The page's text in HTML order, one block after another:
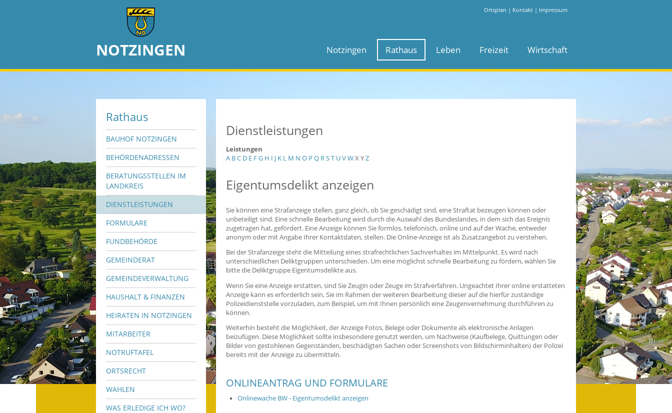
Ortsplan | Kontakt | Impressum
NOTZINGEN Notzingen Rathaus Leben Freizeit Wirtschaft
Rathaus
BAUHOF NOTZINGEN
BEHÖRDENADRESSEN
BERATUNGSSTELLEN IM
LANDKREIS
DIENSTLEISTUNGEN
FORMULARE
FUNDBEHÖRDE
GEMEINDERAT
GEMEINDEVERWALTUNG
HAUSHALT & FINANZEN
HEIRATEN IN NOTZINGEN
MITARBEITER
NOTRUFTAFEL
ORTSRECHT
WAHLEN
WAS ERLEDIGE ICH WO?
Dienstleistungen
Leistungen
A BC D E FG H I J K L M N O P Q RST UVWXYZ
Eigentumsdelikt anzeigen
Sie können eine Strafanzeige stellen, ganz gleich, ob Sie geschädigt sind, eine Straftat bezeugen können oder
unbeteiligt sind. Eine schnelle Bearbeitung wird durch die Auswahl des Bundeslandes, in dem sich das Ereignis
zugetragen hat, gefördert. Eine Anzeige können Sie formlos, telefonisch, online und auf der Wache, entweder
anonym oder mit Angabe Ihrer Kontaktdaten, stellen. Die Online-Anzeige ist als Zusatzangebot zu verstehen.
Bei der Strafanzeige steht die Mitteilung eines strafrechtlichen Sachverhaltes im Mittelpunkt. Es wird nach
unterschiedlichen Deliktgruppen unterschieden. Um eine möglichst schnelle Bearbeitung zu fördern, wählen Sie
bitte die Deliktgruppe Eigentumsdelikte aus.
Wenn Sie eine Anzeige erstatten, sind Sie Zeugin oder Zeuge im Strafverfahren. Ungeachtet Ihrer online erstatteten
Anzeige kann es erforderlich sein, Sie im Rahmen der weiteren Bearbeitung dieser auf die hierfür zuständige
Polizeidienststelle vorzuladen, zum Beispiel, um mit Ihnen persönlich eine Zeugenvernehmung durchführen zu
können.
Weiterhin besteht die Möglichkeit, der Anzeige Fotos, Belege oder Dokumente als elektronische Anlagen
beizufügen. Diese Möglichkeit sollte insbesondere genutzt werden, um Nachweise (Kaufbelege, Quittungen oder
Bilder von gestohlenen Gegenständen, beschädigten Sachen oder Screenshots von Bildschirminhalten) der Polizei
bereits mit der Anzeige zu übermitteln.
ONLINEANTRAG UND FORMULARE
Onlinewache BW - Eigentumsdelikt anzeigen